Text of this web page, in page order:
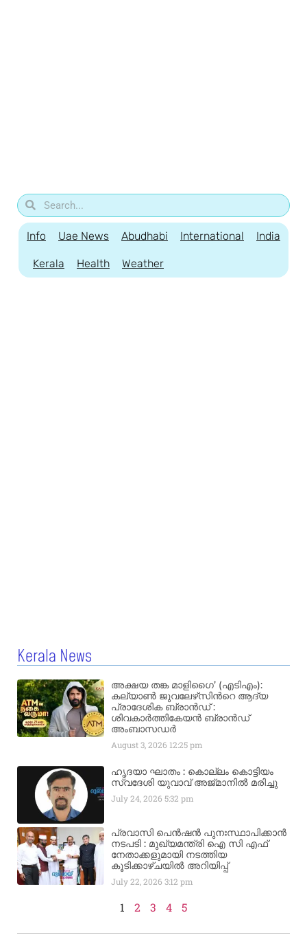
Info Uae News Abudhabi International India
Kerala Health Weather
Kerala News
അക്ഷയ തങ്ക മാളിഗൈ’ (എടിഎം):
കല്യാണ്‍ ജുവലേഴ്‌സിന്‍റെ ആദ്യ
പ്രാദേശിക ബ്രാന്‍ഡ് :
ശിവകാര്‍ത്തികേയന്‍ ബ്രാന്‍ഡ്
അംബാസഡര്‍
August 3, 2026 12:25 pm
ഹൃദയാ ഘാതം : കൊല്ലം കൊട്ടിയം
സ്വദേശി യുവാവ് അജ്മാനിൽ മരിച്ചു
July 24, 20265:32 pm
പ്രവാസി പെൻഷൻ പുനഃസ്ഥാപിക്കാൻ
നടപടി : മുഖ്യമന്ത്രി ഐ സി എഫ്
നേതാക്കളുമായി നടത്തിയ
കൂടിക്കാഴ്ചയിൽ അറിയിപ്പ്
July 22, 20263:12 pm
1 2 3 4 5